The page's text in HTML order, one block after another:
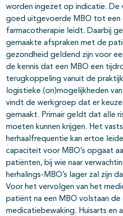
worden ingezet op indicatie. De
goed uitgevoerde MBO tot een
farmacotherapie leidt. Daarbij
gemaakte afspraken met de
gezondheid geldend zijn voor
de kennis dat een MBO een
terugkoppeling vanuit de
logistieke (on)mogelijkheden
vindt de werkgroep dat er
gemaakt. Primair geldt dat alle
moeten kunnen krijgen. Het
herhaalfrequentie kan ertoe
capaciteit voor MBO’s opgaat
patiënten, bij wie naar
herhalings-MBO’s lager zal zijn
Voor het vervolgen van het
patiënt na een MBO volstaan
medicatiebewaking. Huisarts en